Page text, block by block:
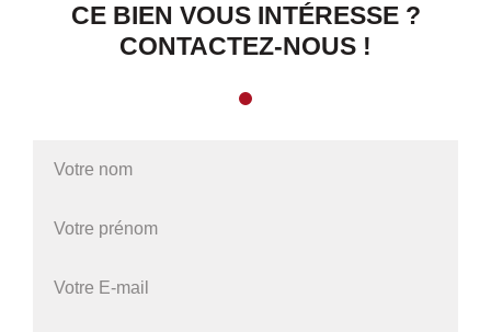
CE BIEN VOUS INTÉRESSE ?
CONTACTEZ-NOUS !